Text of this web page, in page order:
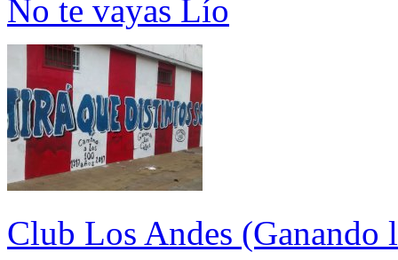
No te vayas Lío
Club Los Andes (Ganando